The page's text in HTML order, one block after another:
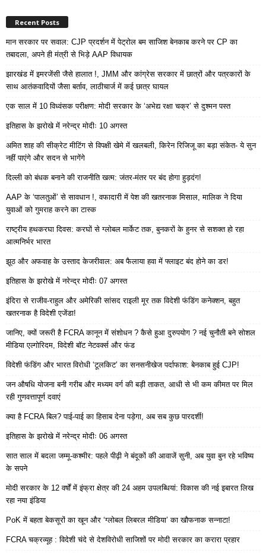
Recent Posts
मान सरकार पर सवाल: CJP प्रदर्शन में पेट्रोल बम साजिश बेनकाब करने पर CP का
तबादला, अपने ही मंत्री से भिड़े AAP विधायक
झारखंड में इमरजेंसी जैसे हालात !, JMM और कांग्रेस सरकार में छात्रों और पत्रकारों के
साथ आतंकवादियों जैसा बर्ताव, लाठीचार्ज में कई छात्र घायल
एक साल में 10 विध्वंसक परीक्षण: मोदी सरकार के ‘अभेद्य रक्षा चक्र’ से दुश्मन पस्त
इतिहास के झरोखे में नरेन्द्र मोदीः 10 अगस्त
अमित शाह की सीक्रेट मीटिंग से विपक्षी खेमे में खलबली, किरेन रिजिजू का बड़ा संकेत- ये सुन
नहीं पाएंगे और सदन से भागेंगे
दिल्ली को बंधक बनाने की राजनीति खत्म: जंतर-मंतर पर बंद होगा हुड़दंग!
AAP के ‘पालतुओं’ से सावधान !, वफादारी में पेश की खतरनाक मिसाल, मालिक ने दिया
युवाओं को गुमराह करने का टास्क
राष्ट्रीय हथकरघा दिवस: करघों से ग्लोबल मार्केट तक, बुनकरों के हुनर से सशक्त हो रहा
आत्मनिर्भर भारत
झूठ और अफवाह के उस्ताद केजरीवाल: अब फैलाया हवा में फ्लाइट बंद होने का डर!
इतिहास के झरोखे में नरेन्द्र मोदीः 07 अगस्त
इंदिरा से राजीव-राहुल और अमेरिकी सांसद राइली मूर तक विदेशी फंडिंग कनेक्शन, बहुत
खतरनाक है विदेशी एजेंडा!
जानिए, क्यों जरूरी है FCRA कानून में संशोधन ? कैसे हुआ दुरुपयोग ? नई चुनौती बने सोशल
मीडिया एल्गोरिदम, विदेशी बॉट नेटवर्क्स और फंड
विदेशी फंडिंग और भारत विरोधी ‘टूलकिट’ का सनसनीखेज पर्दाफाश: बेनकाब हुई CJP!
जन औषधि योजना बनी गरीब और मध्यम वर्ग की बड़ी ताकत, आधी से भी कम कीमत पर मिल
रही गुणवत्तापूर्ण दवाएं
क्या है FCRA बिल? पाई-पाई का हिसाब देना पड़ेगा, अब सब कुछ पारदर्शी!
इतिहास के झरोखे में नरेन्द्र मोदीः 06 अगस्त
सात साल में बदला जम्मू-कश्मीर: पहले पीढ़ी ने बंदूकों की आवाजें सुनी, अब युवा बुन रहे भविष्य
के सपने
मोदी सरकार के 12 वर्षों में इंफ्रा क्षेत्र की 24 अहम उपलब्धियां: विकास की नई इबारत लिख
रहा नया इंडिया
PoK में बहता बेकसूरों का खून और ‘ग्लोबल लिबरल मीडिया’ का खौफनाक सन्नाटा!
FCRA चक्रव्यूह : विदेशी चंदे से देशविरोधी साजिशों पर मोदी सरकार का करारा प्रहार